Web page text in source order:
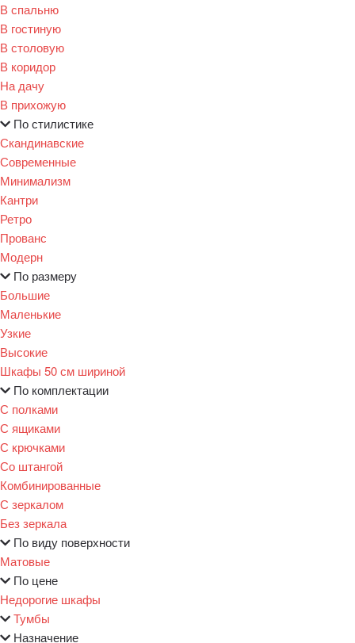
В спальню
В гостиную
В столовую
В коридор
На дачу
В прихожую
По стилистике
Скандинавские
Современные
Минимализм
Кантри
Ретро
Прованс
Модерн
По размеру
Большие
Маленькие
Узкие
Высокие
Шкафы 50 см шириной
По комплектации
С полками
С ящиками
С крючками
Со штангой
Комбинированные
С зеркалом
Без зеркала
По виду поверхности
Матовые
По цене
Недорогие шкафы
Тумбы
Назначение